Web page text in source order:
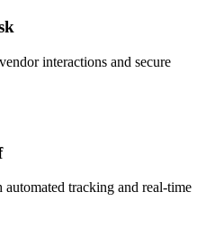
interactions and secure
automated tracking and real-time